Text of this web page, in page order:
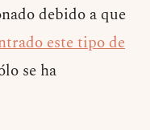
debido a que
este tipo de
se ha